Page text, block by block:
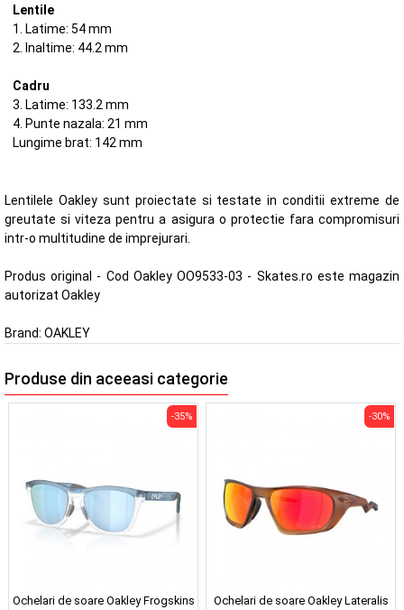
Lentile
1. Latime: 54 mm
2. Inaltime: 44.2 mm
Cadru
3. Latime: 133.2 mm
4. Punte nazala: 21 mm
Lungime brat: 142 mm
Lentilele Oakley sunt proiectate si testate in conditii extreme de
greutate si viteza pentru a asigura o protectie fara compromisuri
intr-o multitudine de imprejurari.
Produs original - Cod Oakley OO9533-03 - Skates.ro este magazin
autorizat Oakley
Brand: OAKLEY
Produse din aceeasi categorie
Ochelari de soare Oakley Frogskins
-35%
Ochelari de soare Oakley Lateralis
-30%